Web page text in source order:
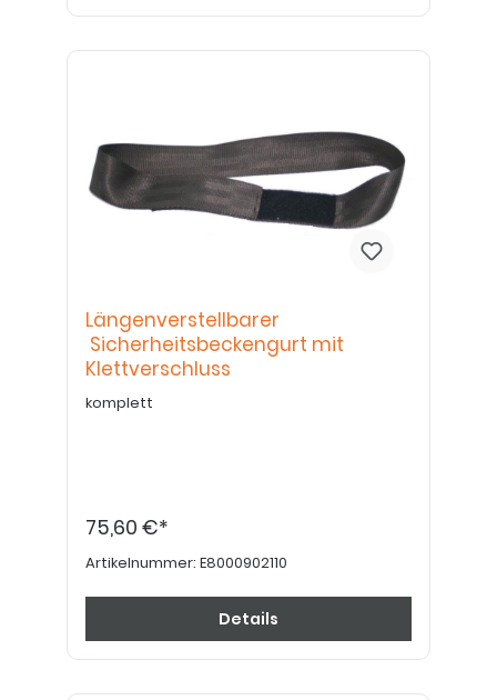
Längenverstellbarer
Sicherheitsbeckengurt mit
Klettverschluss
komplett
75,60 €*
Artikelnummer: E8000902110
Details